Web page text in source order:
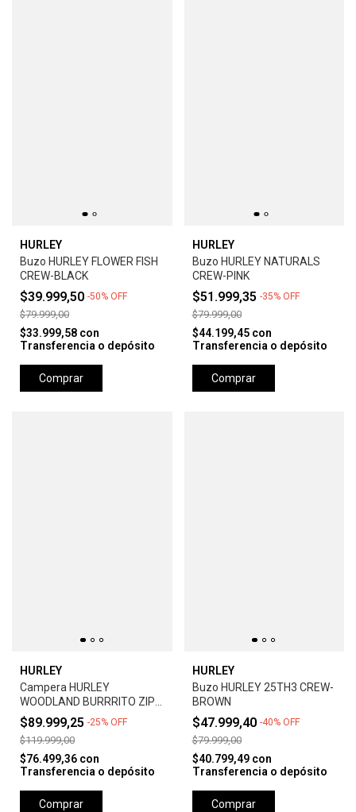
HURLEY
Buzo HURLEY FLOWER FISH
CREW-BLACK
$39.999,50 -50% OFF
$79.999,00
$33.999,58 con
Transferencia o depósito
Comprar
HURLEY
Buzo HURLEY NATURALS
CREW-PINK
$51.999,35 -35% OFF
$79.999,00
$44.199,45 con
Transferencia o depósito
Comprar
HURLEY
Campera HURLEY
WOODLAND BURRRITO ZIP-
BROWN
$89.999,25 -25% OFF
$119.999,00
$76.499,36 con
Transferencia o depósito
Comprar
HURLEY
Buzo HURLEY 25TH3 CREW-
BROWN
$47.999,40 -40% OFF
$79.999,00
$40.799,49 con
Transferencia o depósito
Comprar